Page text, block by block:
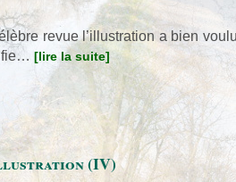
revue l’illustration a bien
[lire la suite]
(IV)